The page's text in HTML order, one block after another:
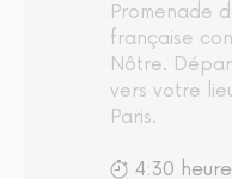
Promenade
française
Nôtre.
vers votre
Paris.
4:30